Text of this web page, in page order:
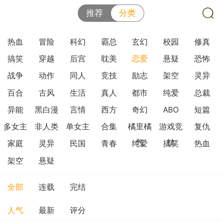
推荐 分类
热血 冒险 科幻 霸总 玄幻 校园
修真
搞笑
穿越 后宫 耽美 恋爱 悬疑
恐怖
战争
动作 同人 竞技 励志 架空
灵异
百合
古风 生活 真人 都市 纯爱
总裁
异能
黑白漫 言情 西方 奇幻 ABO
短篇
多女主
非人类 单女主 合集
橘里橘
气
游戏竞
技
复仇
家庭
灵异 民国 青春 纯爱 搞笑
热血
架空
悬疑
全部 连载 完结
人气 最新 评分